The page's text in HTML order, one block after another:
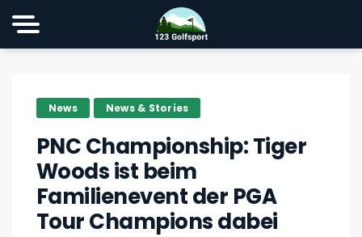
News News & Stories
PNC Championship: Tiger
Woods ist beim
Familienevent der PGA
Tour Champions dabei